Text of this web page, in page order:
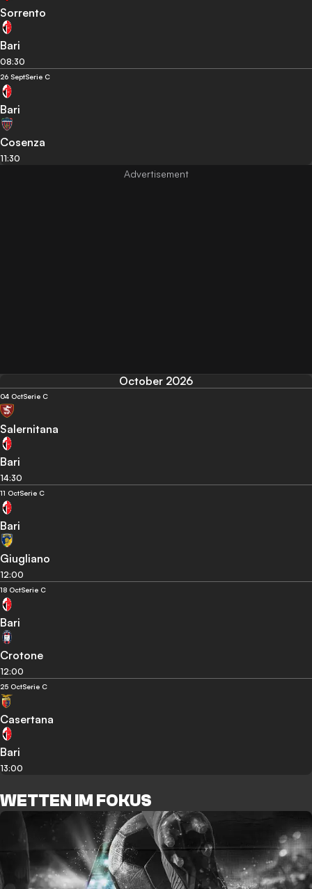
Sorrento
Bari
08:30
26 SeptSerie C
Bari
Cosenza
11:30
October 2026
04 OctSerie C
Salernitana
Bari
14:30
11 OctSerie C
Bari
Giugliano
12:00
18 OctSerie C
Bari
Crotone
12:00
25 OctSerie C
Casertana
Bari
13:00
WETTEN IM FOKUS